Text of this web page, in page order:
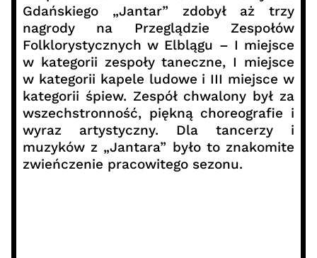
Gdańskiego „Jantar” zdobył aż trzy
nagrody na Przeglądzie Zespołów
Folklorystycznych w Elblągu – I miejsce
w kategorii zespoły taneczne, I miejsce
w kategorii kapele ludowe i III miejsce w
kategorii śpiew. Zespół chwalony był za
wszechstronność, piękną choreografie i
wyraz artystyczny. Dla tancerzy i
muzyków z „Jantara” było to znakomite
zwieńczenie pracowitego sezonu.